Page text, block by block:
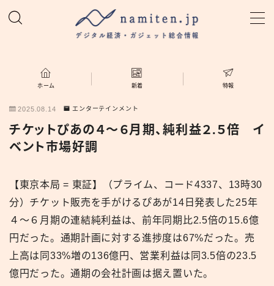
ホーム
新着
namiten.jp
ホーム 新着 特報
2025.08.14 エンターテインメント
チケットぴあの４〜６月期、純利益２.５倍 イ
ベント市場好調
【東京本局 = 東証】（プライム、コード4337、13時30
分）チケット販売を手がけるぴあが14日発表した25年
４〜６月期の連結純利益は、前年同期比2.5倍の15.6億
円だった。通期計画に対する進捗度は67%だった。売
上高は同33%増の136億円、営業利益は同3.5倍の23.5
億円だった。通期の会社計画は据え置いた。